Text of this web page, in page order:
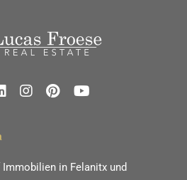
in Felanitx und